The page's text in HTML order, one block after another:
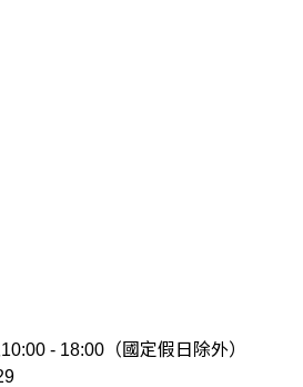
- 18:00（國定假日除外）